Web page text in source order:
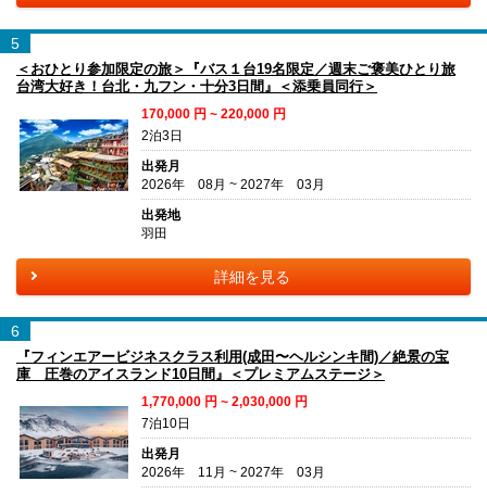
5
＜おひとり参加限定の旅＞『バス１台19名限定／週末ご褒美ひとり旅
台湾大好き！台北・九フン・十分3日間』＜添乗員同行＞
170,000 円 ~ 220,000 円
2泊3日
出発月
2026年 08月 ~ 2027年 03月
出発地
羽田
詳細を見る
6
『フィンエアービジネスクラス利用(成田〜ヘルシンキ間)／絶景の宝
庫 圧巻のアイスランド10日間』＜プレミアムステージ＞
1,770,000 円 ~ 2,030,000 円
7泊10日
出発月
2026年 11月 ~ 2027年 03月